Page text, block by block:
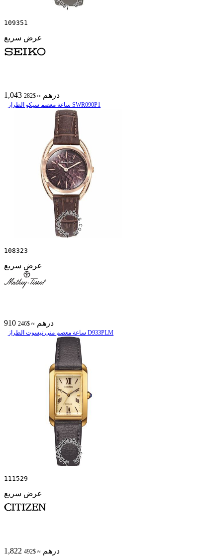
109351
عرض سريع
1,043 درهم ≈ $282
ساعة معصم سیکو الطراز SWR090P1
108323
عرض سريع
910 درهم ≈ $246
ساعة معصم متی تیسوت الطراز D933PLM
111529
عرض سريع
1,822 درهم ≈ $492